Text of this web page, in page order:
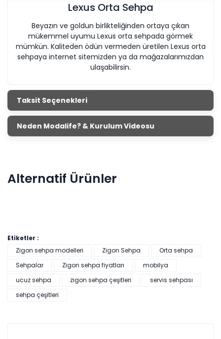
Lexus Orta Sehpa
Beyazın ve goldun birlikteliğinden ortaya çıkan
mükemmel uyumu Lexus orta sehpada görmek
mümkün. Kaliteden ödün vermeden üretilen Lexus orta
sehpaya internet sitemizden ya da mağazalarımızdan
ulaşabilirsin.
Taksit Seçenekleri
Neden Modalife? & Kurulum Videosu
Alternatif Ürünler
Pratik Çok Amaçlı Dolap - Beyaz
Etiketler :
Zigon sehpa modelleri
Zigon Sehpa
Orta sehpa
Sehpalar
Zigon sehpa fiyatları
mobilya
ucuz sehpa
zigon sehpa çeşitleri
servis sehpası
sehpa çeşitleri